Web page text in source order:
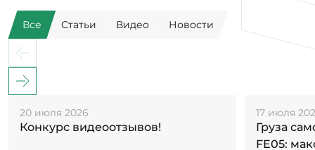
Все Статьи Видео Новости
20 июля 2026
Конкурс видеоотзывов!
17 июля
Груза
FE05: